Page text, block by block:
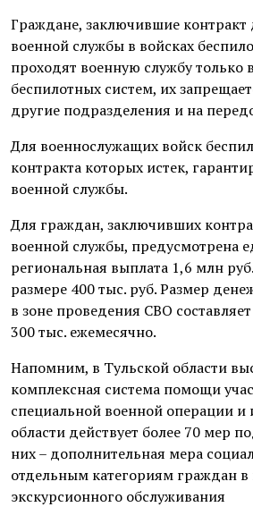
Граждане, заключившие
военной службы в войсках
проходят военную службу только
беспилотных систем, их
другие подразделения и на
Для военнослужащих войск
контракта которых истек,
военной службы.
Для граждан, заключивших
военной службы, предусмотрена
региональная выплата 1,6 млн
размере 400 тыс. руб. Размер
в зоне проведения СВО
300 тыс. ежемесячно.
Напомним, в Тульской области
комплексная система помощи
специальной военной операции и
области действует более 70 мер
них – дополнительная мера
отдельным категориям граждан в
экскурсионного обслуживания